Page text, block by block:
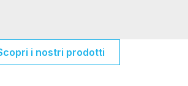
i nostri prodotti